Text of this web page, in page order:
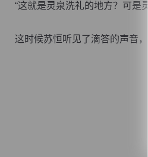
“这就是灵泉洗礼的地方？可是
这时候苏恒听见了滴答的声音，